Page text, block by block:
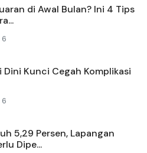
di Awal Bulan? Ini 4 Tips
6
Dini Kunci Cegah Komplikasi
6
5,29 Persen, Lapangan
Dipe...